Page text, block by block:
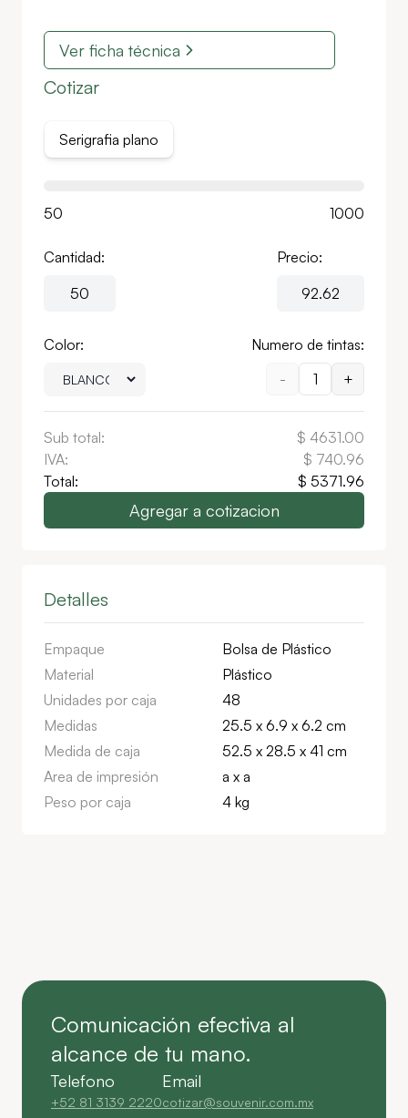
Ver ficha técnica
Cotizar
Serigrafia plano
50 1000
Cantidad: Precio:
Color:
Numero de tintas:
-
1 +
Sub total: $ 4631.00
IVA:
$ 740.96
Total:
$ 5371.96
Agregar a cotizacion
Detalles
Empaque
Bolsa de Plástico
Material
Plástico
Unidades por caja
48
Medidas
25.5 x 6.9 x 6.2 cm
Medida de caja
52.5 x 28.5 x 41 cm
Area de impresión
a x a
Peso por caja
4 kg
Comunicación efectiva al
alcance de tu mano.
Telefono
+52 81 3139 2220
Email
cotizar@souvenir.com.mx